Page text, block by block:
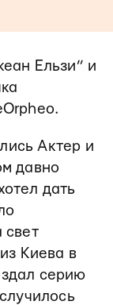
Ельзи” и
Актер и
давно
дать
свет
Киева в
серию